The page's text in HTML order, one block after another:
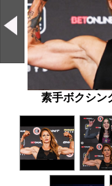
素手ボクシン